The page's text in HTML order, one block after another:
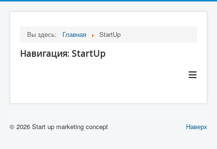
Вы здесь: Главная StartUp
Навигация: StartUp
≡
Наверх
© 2026 Start up marketing concept